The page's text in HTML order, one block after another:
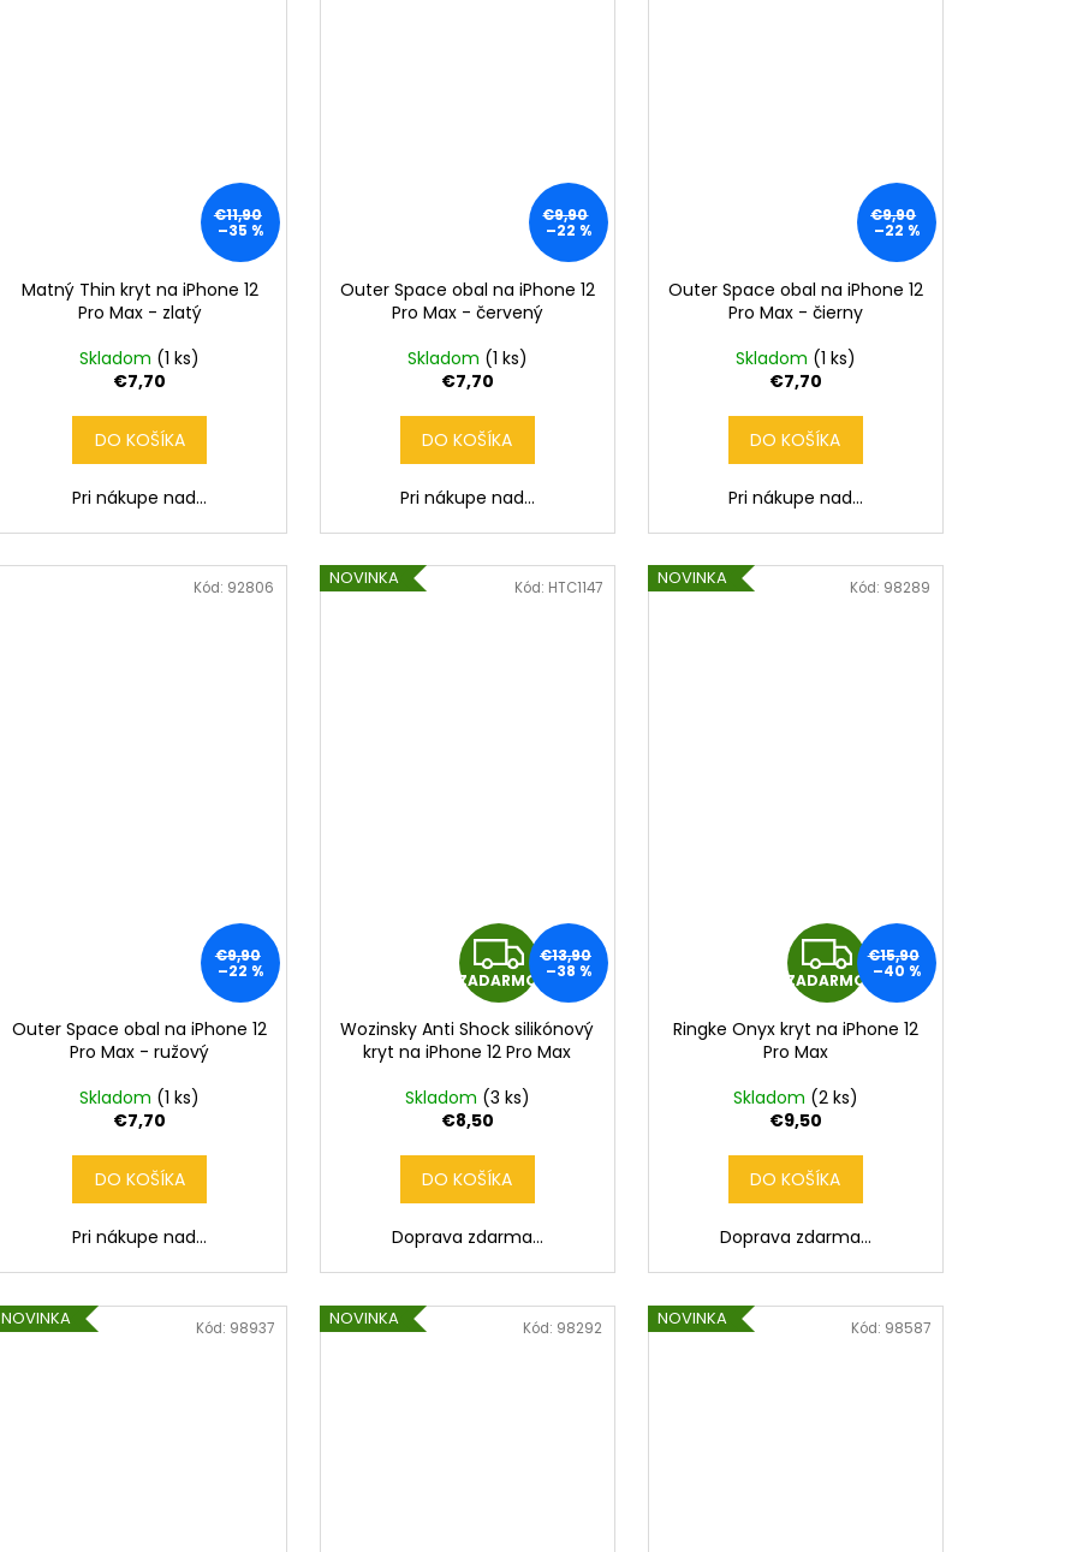
€11,90
–35 %
Matný Thin kryt na iPhone 12
Pro Max - zlatý
Skladom (1 ks)
€7,70
DO KOŠÍKA
Pri nákupe nad...
€9,90
–22 %
Outer Space obal na iPhone 12
Pro Max - červený
Skladom (1 ks)
€7,70
DO KOŠÍKA
Pri nákupe nad...
€9,90
–22 %
Outer Space obal na iPhone 12
Pro Max - čierny
Skladom (1 ks)
€7,70
DO KOŠÍKA
Pri nákupe nad...
€9,90
–22 %
Outer Space obal na iPhone 12
Pro Max - ružový
Skladom (1 ks)
€7,70
DO KOŠÍKA
Pri nákupe nad...
Kód: 92806 NOVINKA
Z
A
D
A
R
M
O
ZADARMO
€13,90
–38 %
Wozinsky Anti Shock silikónový
kryt na iPhone 12 Pro Max
Skladom (3 ks)
€8,50
DO KOŠÍKA
Doprava zdarma...
Kód: HTC1147 NOVINKA
Z
A
A
R
M
O
ZADARMO
€15,90
–40 %
Ringke Onyx kryt na iPhone 12
Pro Max
Skladom (2 ks)
€9,50
DO KOŠÍKA
Doprava zdarma...
Kód: 98289
NOVINKA Kód: 98937 NOVINKA Kód: 98292 NOVINKA Kód: 98587